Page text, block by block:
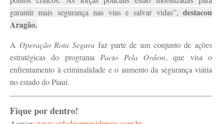
garantir mais segurança nas vias e salvar vidas”, destacou
Aragão.
A Operação Rota Segura faz parte de um conjunto de ações
estratégicas do programa Pacto Pela Ordem, que visa o
enfrentamento à criminalidade e o aumento da segurança viária
no estado do Piauí.
Fique por dentro!